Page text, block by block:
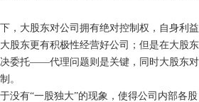
大股东对公司拥有绝对控制权，自身利益
股东更有积极性经营好公司；但是在大股东
委托——代理问题则是关键，同时大股东对
。
有“一股独大”的现象，使得公司内部各股